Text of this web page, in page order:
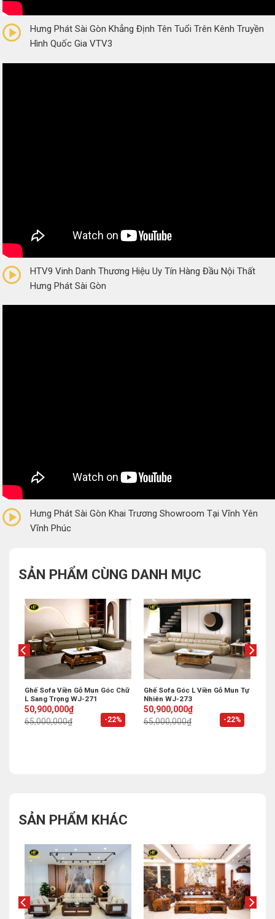
(0 Reviews)
Hưng Phát Sài Gòn Khẳng Định Tên Tuổi Trên Kênh Truyền
Hình Quốc Gia VTV3
(0 Reviews)
HTV9 Vinh Danh Thương Hiệu Uy Tín Hàng Đầu Nội Thất
Hưng Phát Sài Gòn
(0 Reviews)
Hưng Phát Sài Gòn Khai Trương Showroom Tại Vĩnh Yên
Vĩnh Phúc
SẢN PHẨM CÙNG DANH MỤC
-22%
Ghế Sofa Viền Gỗ Mun Góc Chữ
L Sang Trọng WJ-271
65,000,000₫
Original
price
was:
50,900,000₫
Current
price
is:
-22%
Ghế Sofa Góc L Viền Gỗ Mun Tự
Nhiên WJ-273
65,000,000₫
Original
price
was:
50,900,000₫
Current
price
is:
SẢN PHẨM KHÁC